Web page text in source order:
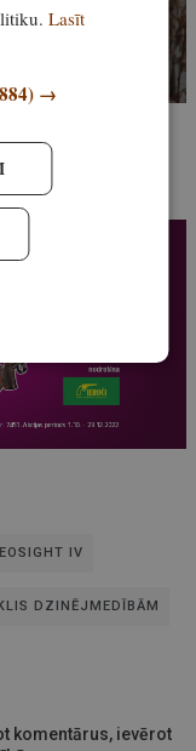
IV
DZINĒJMEDĪBĀM
komentārus, ievērot
Lasīt
→